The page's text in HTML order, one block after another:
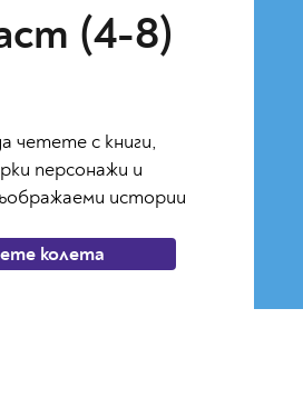
(4-8)
четете с книги,
персонажи и
истории
колета